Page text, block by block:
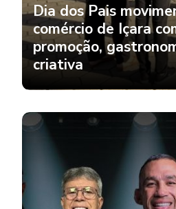
Dia dos Pais
comércio de Içara
promoção,
criativa